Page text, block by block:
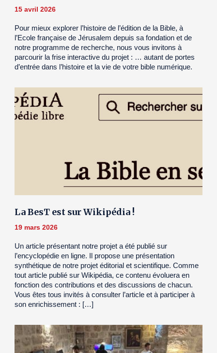
15 avril 2026
Pour mieux explorer l’histoire de l’édition de la Bible, à
l’Ecole française de Jérusalem depuis sa fondation et de
notre programme de recherche, nous vous invitons à
parcourir la frise interactive du projet : … autant de portes
d’entrée dans l’histoire et la vie de votre bible numérique.
La BesT est sur Wikipédia !
19 mars 2026
Un article présentant notre projet a été publié sur
l’encyclopédie en ligne. Il propose une présentation
synthétique de notre projet éditorial et scientifique. Comme
tout article publié sur Wikipédia, ce contenu évoluera en
fonction des contributions et des discussions de chacun.
Vous êtes tous invités à consulter l’article et à participer à
son enrichissement : […]